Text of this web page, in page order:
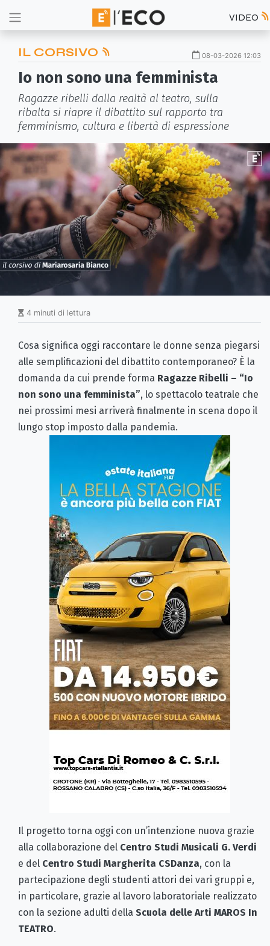
VIDEO
IL CORSIVO 08-03-2026 12:03
Io non sono una femminista
Ragazze ribelli dalla realtà al teatro, sulla
ribalta si riapre il dibattito sul rapporto tra
femminismo, cultura e libertà di espressione
4 minuti di lettura
Cosa significa oggi raccontare le donne senza piegarsi
alle semplificazioni del dibattito contemporaneo? È la
domanda da cui prende forma Ragazze Ribelli – “Io
non sono una femminista”, lo spettacolo teatrale che
nei prossimi mesi arriverà finalmente in scena dopo il
lungo stop imposto dalla pandemia.
Il progetto torna oggi con un’intenzione nuova grazie
alla collaborazione del Centro Studi Musicali G. Verdi
e del Centro Studi Margherita CSDanza, con la
partecipazione degli studenti attori dei vari gruppi e,
in particolare, grazie al lavoro laboratoriale realizzato
con la sezione adulti della Scuola delle Arti MAROS In
TEATRO.